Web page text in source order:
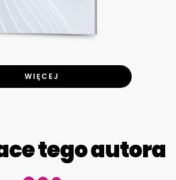
WIĘCEJ
tego autora